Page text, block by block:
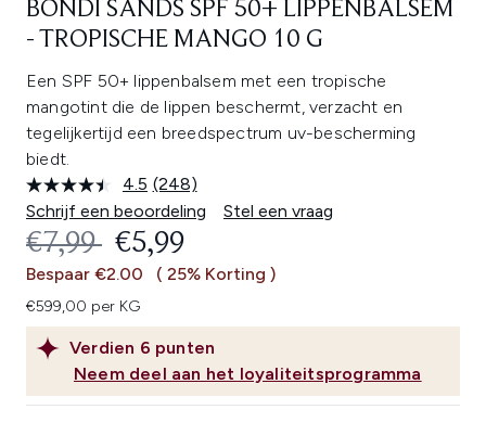
BONDI SANDS SPF 50+ LIPPENBALSEM
- TROPISCHE MANGO 10 G
Een SPF 50+ lippenbalsem met een tropische
mangotint die de lippen beschermt, verzacht en
tegelijkertijd een breedspectrum uv-bescherming
biedt.
4.5 Lees
248
beoordelingen.
Dezelfde
paginalink.
(248)
Schrijf een beoordeling
Stel een vraag
Verdien 6 punten
Neem deel aan het loyaliteitsprogramma
RECOMMENDED RETAIL PRICE:
€7,99 HUIDIGE PRIJS:
€5,99
Bespaar €2.00 ( 25% Korting )
€599,00 per KG